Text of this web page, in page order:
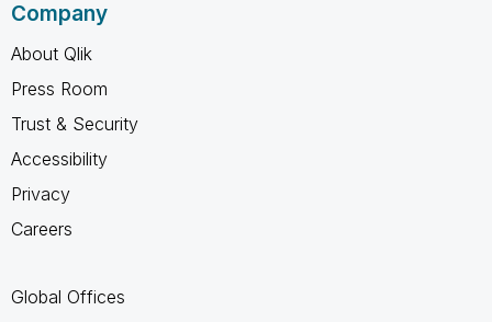
Company
About Qlik
Press Room
Trust & Security
Accessibility
Privacy
Careers
Global Offices